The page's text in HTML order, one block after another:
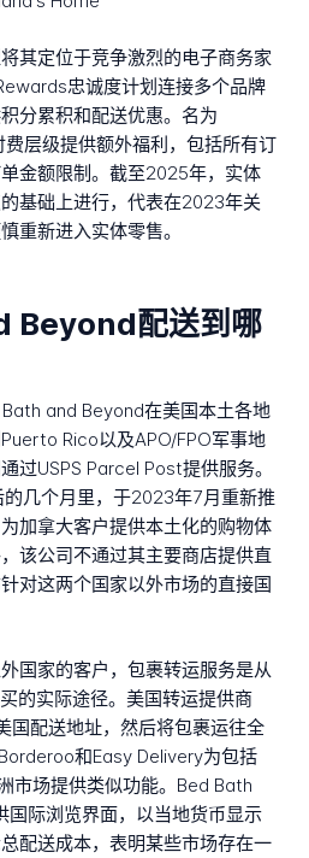
其定位于竞争激烈的电子商务家
忠诚度计划连接多个品牌
分累积和配送优惠。名为
层级提供额外福利，包括所有订
金额限制。截至2025年，实体
基础上进行，代表在2023年关
重新进入实体零售。
Beyond配送到哪
and Beyond在美国本土各地
Rico以及APO/FPO军事地
过USPS Parcel Post提供服务。
几个月里，于2023年7月重新推
加拿大客户提供本土化的购物体
该公司不通过其主要商店提供直
对这两个国家以外市场的直接国
国家的客户，包裹转运服务是从
的实际途径。美国转运提供商
国配送地址，然后将包裹运往全
和Easy Delivery为包括
市场提供类似功能。Bed Bath
国际浏览界面，以当地货币显示
配送成本，表明某些市场存在一